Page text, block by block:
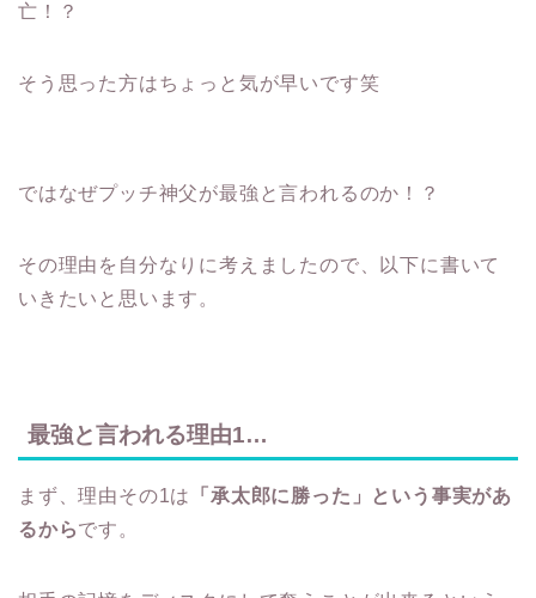
亡！？
そう思った方はちょっと気が早いです笑
ではなぜプッチ神父が最強と言われるのか！？
その理由を自分なりに考えましたので、以下に書いて
いきたいと思います。
最強と言われる理由1…
まず、理由その1は
「承太郎に勝った」という事実があ
るからです。